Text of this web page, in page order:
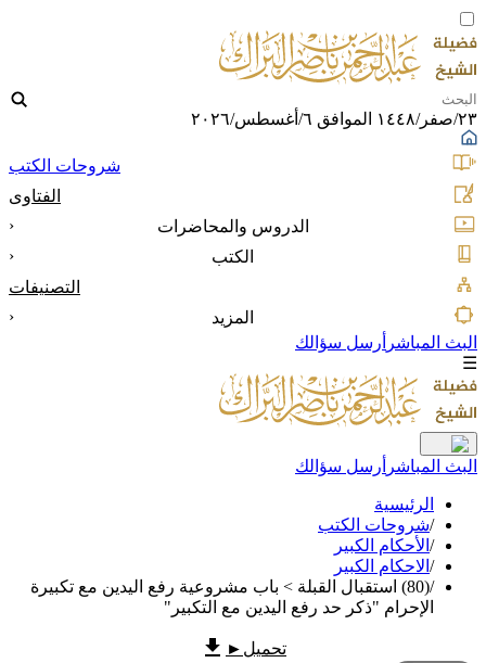
٢٣/صفر/١٤٤٨ الموافق ٦/أغسطس/٢٠٢٦
شروحات الكتب
الفتاوى
الدروس والمحاضرات
‹
الكتب
‹
التصنيفات
المزيد
‹
البث المباشر أرسل سؤالك
☰
البث المباشر أرسل سؤالك
الرئيسية
/شروحات الكتب
/ الأحكام الكبير
/ الاحكام الكبير
/
(80) استقبال القبلة > باب مشروعية رفع اليدين مع تكبيرة
الإحرام "ذكر حد رفع اليدين مع التكبير"
تحميل ►